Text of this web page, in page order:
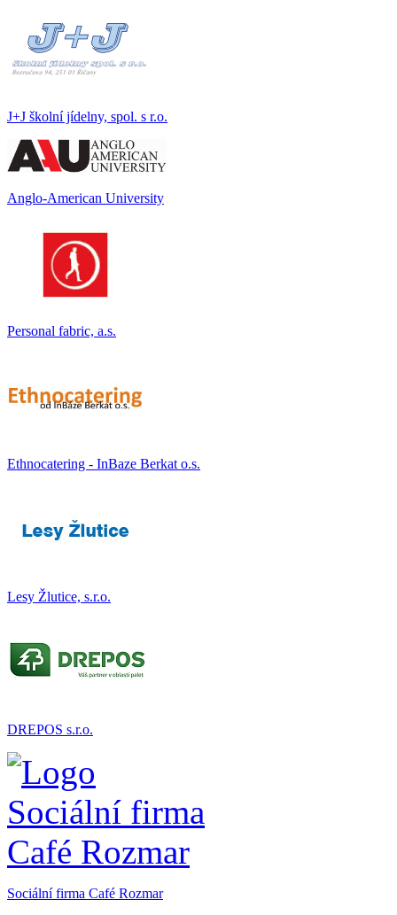
J+J školní jídelny, spol. s r.o.
Anglo-American University
Personal fabric, a.s.
Ethnocatering - InBaze Berkat o.s.
Lesy Žlutice, s.r.o.
DREPOS s.r.o.
Sociální firma Café Rozmar